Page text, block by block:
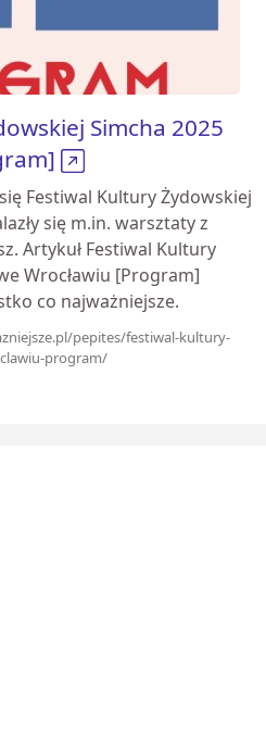
Simcha 2025
Festiwal Kultury Żydowskiej
się m.in. warsztaty z
Artykuł Festiwal Kultury
Wrocławiu [Program]
co najważniejsze.
pepites/festiwal-kultury-
program/